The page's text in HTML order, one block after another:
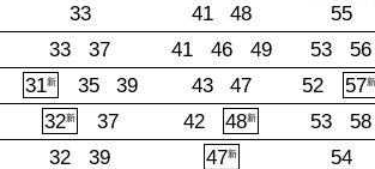
33 41 48
55
33 37 41 46 49 53
56
31 新 35 39 43 47 52 57新
32新 37 42 48新 53
58
32 39 47新
54